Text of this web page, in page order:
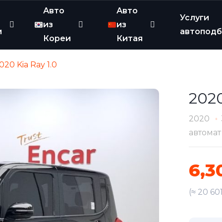
Авто
из
Кореи
Авто
из
Китая
Услуги
Kia Ray 1.0
2020
автомат
(≈ 20